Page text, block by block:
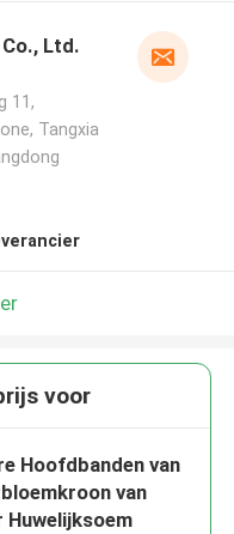
Ltd.
11,
Tangxia
voor
Hoofdbanden van
van
Huwelijksoem